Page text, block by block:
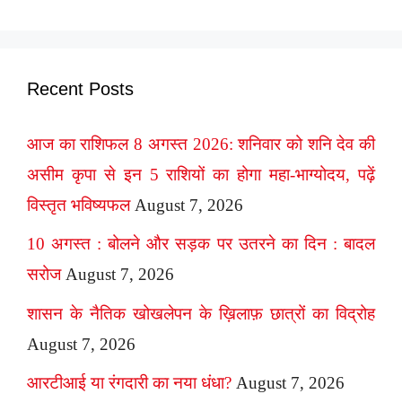
Recent Posts
आज का राशिफल 8 अगस्त 2026: शनिवार को शनि देव की
असीम कृपा से इन 5 राशियों का होगा महा-भाग्योदय, पढ़ें
विस्तृत भविष्यफल August 7, 2026
10 अगस्त : बोलने और सड़क पर उतरने का दिन : बादल
सरोज August 7, 2026
शासन के नैतिक खोखलेपन के ख़िलाफ़ छात्रों का विद्रोह
August 7, 2026
आरटीआई या रंगदारी का नया धंधा? August 7, 2026